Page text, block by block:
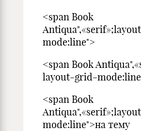
<span Book
mode:line">
<span Book
layout-grid-
<span Book
mode:line">на тему